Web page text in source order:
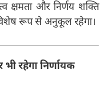
क्षमता और निर्णय शक्ति
रूप से अनुकूल रहेगा।
रहेगा निर्णायक